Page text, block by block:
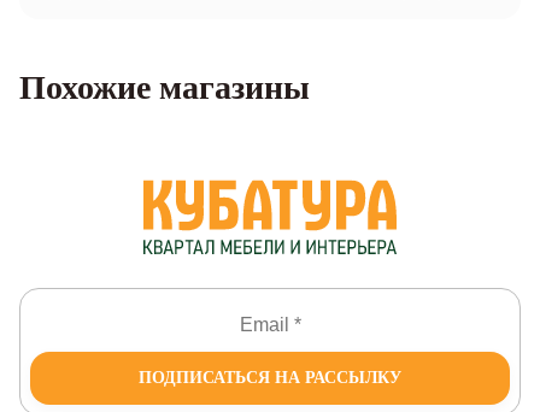
Похожие магазины
ПОДПИСАТЬСЯ НА РАССЫЛКУ